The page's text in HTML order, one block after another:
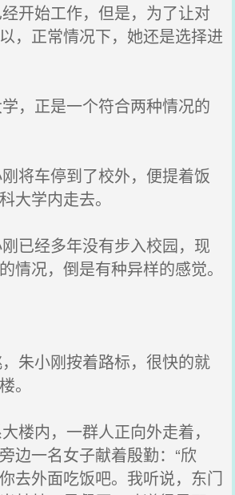
开始工作，但是，为了让对
，正常情况下，她还是选择进
，正是一个符合两种情况的
将车停到了校外，便提着饭
大学内走去。
已经多年没有步入校园，现
情况，倒是有种异样的感觉。
朱小刚按着路标，很快的就
。
楼内，一群人正向外走着，
边一名女子献着殷勤：“欣
去外面吃饭吧。我听说，东门